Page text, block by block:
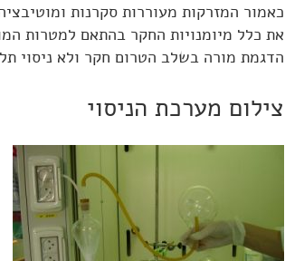
כאמור המזרקות מעוררות סקרנות
את כלל מיומנויות החקר בהתאם למטרות
הדגמת מורה בשלב הטרום חקר ולא ניסוי
צילום מערכת הניסוי